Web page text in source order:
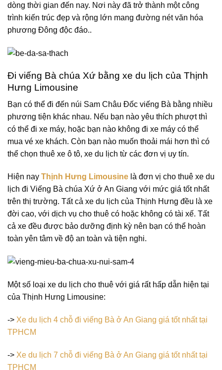
dòng thời gian đến nay. Nơi này đã trở thành một công
trình kiến trúc đẹp và rộng lớn mang đường nét văn hóa
phương Đông độc đáo..
Đi viếng Bà chúa Xứ bằng xe du lịch của Thịnh
Hưng Limousine
Bạn có thể đi đến núi Sam Châu Đốc viếng Bà bằng nhiều
phương tiện khác nhau. Nếu bạn nào yêu thích phượt thì
có thể đi xe máy, hoặc bạn nào không đi xe máy có thể
mua vé xe khách. Còn bạn nào muốn thoải mái hơn thì có
thể chọn thuê xe ô tô, xe du lịch từ các đơn vị uy tín.
Hiện nay Thịnh Hưng Limousine là đơn vị cho thuê xe du
lịch đi Viếng Bà chúa Xứ ở An Giang với mức giá tốt nhất
trên thị trường. Tất cả xe du lịch của Thịnh Hưng đều là xe
đời cao, với dịch vụ cho thuê có hoặc không có tài xế. Tất
cả xe đều được bảo dưỡng định kỳ nên bạn có thể hoàn
toàn yên tâm về độ an toàn và tiện nghi.
Một số loại xe du lịch cho thuê với giá rất hấp dẫn hiện tại
của Thịnh Hưng Limousine:
-> Xe du lịch 4 chỗ đi viếng Bà ở An Giang giá tốt nhất tại
TPHCM
-> Xe du lịch 7 chỗ đi viếng Bà ở An Giang giá tốt nhất tại
TPHCM